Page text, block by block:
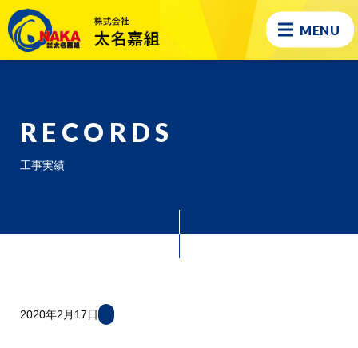
MENU
RECORDS
工事実績
2020年2月17日